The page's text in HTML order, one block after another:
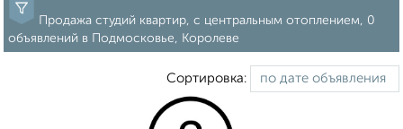
Продажа студий квартир, с центральным отоплением, 0
объявлений в Подмосковье, Королеве
Сортировка: